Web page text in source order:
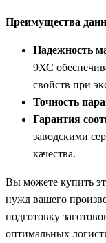
Преимущества
Надежность
9ХС
свойств при
Точность
Гарантия
заводскими
качества.
Вы можете купить
нужд вашего
подготовку
оптимальных